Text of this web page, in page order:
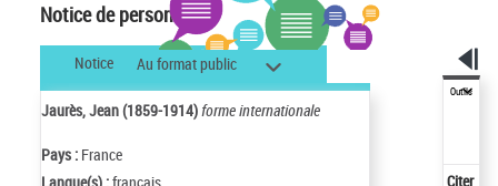
Notice de personne
Notice Au format public
Jaurès, Jean (1859-1914)forme internationale
Pays : France
Outils
Citer